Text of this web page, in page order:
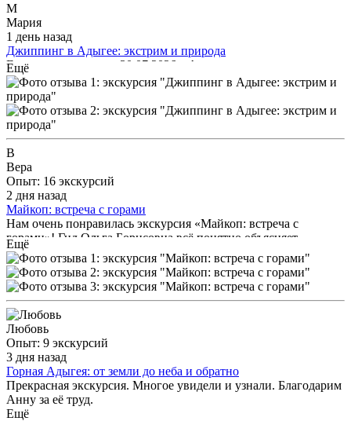
М
Мария
1 день назад
Джиппинг в Адыгее: экстрим и природа
Ездили на водопады 30.07.2026 с Александром в компании с
пятью детьми (четверо подростков и один 6 лет). Все остались
в полном восторге! С ветерком, под речной бриз отлично
провели время! Организаторы максимально
клиентоориентированы, подстроились под внезапно
увеличенное количество участников быстро и без каких-либо
вопросов. Спасибо огромнейшее! В следующем году поедем
ещё по новым маршрутам.
Ещё
В
Вера
Опыт: 16 экскурсий
2 дня назад
Майкоп: встреча с горами
Нам очень понравилась экскурсия «Майкоп: встреча с
горами»! Гид Ольга Борисовна всё понятно объясняет,
рассказывает с душой, слушать одно удовольствие. При этом
она терпеливая и готова ответить на любые вопросы.
Маршрут не тяжёлый, но охватывает самые красивые
локации. Мы отлично провели время, узнали много
интересного и нафотографировались от души. С радостью
посоветую эту экскурсию всем, кто хочет поближе
познакомиться с Адыгеей! 😊
Ещё
Любовь
Опыт: 9 экскурсий
3 дня назад
Горная Адыгея: от земли до неба и обратно
Прекрасная экскурсия. Многое увидели и узнали. Благодарим
Анну за её труд.
Ещё